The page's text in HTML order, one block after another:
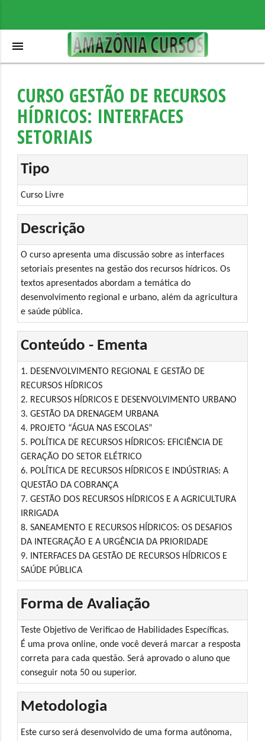
menu
CURSO GESTÃO DE RECURSOS
HÍDRICOS: INTERFACES
SETORIAIS
Tipo
Curso Livre
Descrição
O curso apresenta uma discussão sobre as interfaces
setoriais presentes na gestão dos recursos hídricos. Os
textos apresentados abordam a temática do
desenvolvimento regional e urbano, além da agricultura
e saúde pública.
Conteúdo - Ementa
1. DESENVOLVIMENTO REGIONAL E GESTÃO DE
RECURSOS HÍDRICOS
2. RECURSOS HÍDRICOS E DESENVOLVIMENTO URBANO
3. GESTÃO DA DRENAGEM URBANA
4. PROJETO “ÁGUA NAS ESCOLAS”
5. POLÍTICA DE RECURSOS HÍDRICOS: EFICIÊNCIA DE
GERAÇÃO DO SETOR ELÉTRICO
6. POLÍTICA DE RECURSOS HÍDRICOS E INDÚSTRIAS: A
QUESTÃO DA COBRANÇA
7. GESTÃO DOS RECURSOS HÍDRICOS E A AGRICULTURA
IRRIGADA
8. SANEAMENTO E RECURSOS HÍDRICOS: OS DESAFIOS
DA INTEGRAÇÃO E A URGÊNCIA DA PRIORIDADE
9. INTERFACES DA GESTÃO DE RECURSOS HÍDRICOS E
SAÚDE PÚBLICA
Forma de Avaliação
Teste Objetivo de Verificao de Habilidades Específicas.
É uma prova online, onde você deverá marcar a resposta
correta para cada questão. Será aprovado o aluno que
conseguir nota 50 ou superior.
Metodologia
Este curso será desenvolvido de uma forma autônoma,